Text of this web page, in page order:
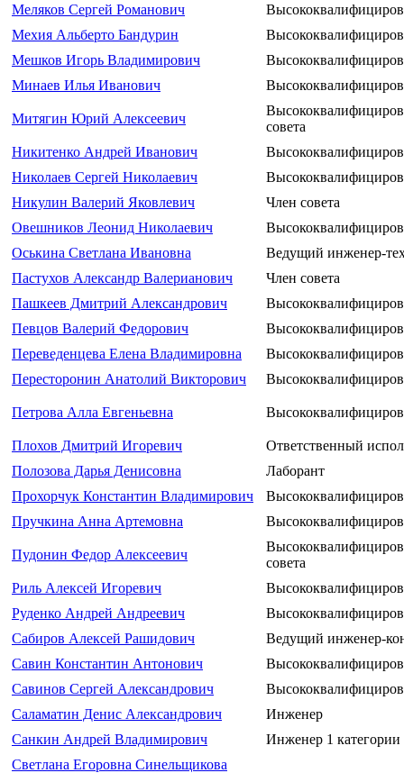
Меляков Сергей Романович
Мехия Альберто Бандурин
Мешков Игорь Владимирович
Минаев Илья Иванович
Митягин Юрий Алексеевич
совета
Никитенко Андрей Иванович
Николаев Сергей Николаевич
Никулин Валерий Яковлевич
Член совета
Овешников Леонид Николаевич
Оськина Светлана Ивановна
Ведущий инженер-
Пастухов Александр Валерианович
Член совета
Пашкеев Дмитрий Александрович
Певцов Валерий Федорович
Переведенцева Елена Владимировна
Пересторонин Анатолий Викторович
Петрова Алла Евгеньевна
Плохов Дмитрий Игоревич
Ответственный
Полозова Дарья Денисовна
Лаборант
Прохорчук Константин Владимирович
Пручкина Анна Артемовна
Пудонин Федор Алексеевич
совета
Риль Алексей Игоревич
Руденко Андрей Андреевич
Сабиров Алексей Рашидович
Ведущий инженер-
Савин Константин Антонович
Савинов Сергей Александрович
Саламатин Денис Александрович
Инженер
Санкин Андрей Владимирович
Инженер 1 категории
Светлана Егоровна Синельщикова